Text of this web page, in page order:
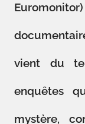
vient du
enquêtes
mystère,